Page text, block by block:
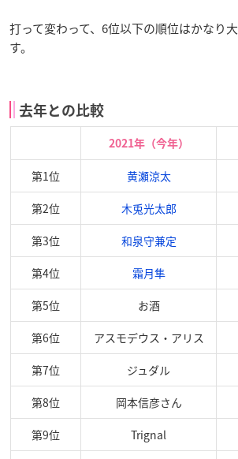
打って変わって、6位以下の順位はかなり
す。
去年との比較
2021年（今年）
第1位 黄瀬涼太
第2位 木兎光太郎
第3位 和泉守兼定
第4位 霜月隼
第5位 お酒
第6位 アスモデウス・アリス
第7位 ジュダル
第8位 岡本信彦さん
第9位 Trignal